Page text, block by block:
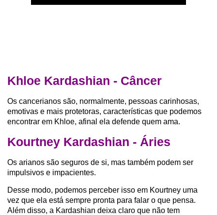
Khloe Kardashian - Câncer
Os cancerianos são, normalmente, pessoas carinhosas,
emotivas e mais protetoras, características que podemos
encontrar em Khloe, afinal ela defende quem ama.
Kourtney Kardashian - Áries
Os arianos são seguros de si, mas também podem ser
impulsivos e impacientes.
Desse modo, podemos perceber isso em Kourtney uma
vez que ela está sempre pronta para falar o que pensa.
Além disso, a Kardashian deixa claro que não tem